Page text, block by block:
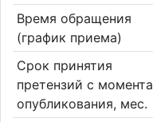
Время обращения
(график приема)
Срок принятия
претензий с момента
опубликования, мес.